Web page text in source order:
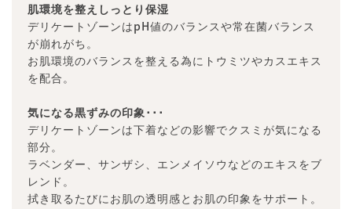
肌環境を整えしっとり保湿
デリケートゾーンはpH値のバランスや常在菌バランス
が崩れがち。
お肌環境のバランスを整える為にトウミツやカスエキス
を配合。
気になる黒ずみの印象･･･
デリケートゾーンは下着などの影響でクスミが気になる
部分。
ラベンダー、サンザシ、エンメイソウなどのエキスをブ
レンド。
拭き取るたびにお肌の透明感とお肌の印象をサポート。